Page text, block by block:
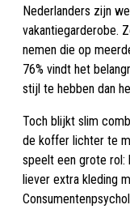
Nederlanders zijn
vakantiegarderobe.
nemen die op
76% vindt het
stijl te hebben dan
Toch blijkt slim
de koffer lichter te
speelt een grote rol:
liever extra kleding